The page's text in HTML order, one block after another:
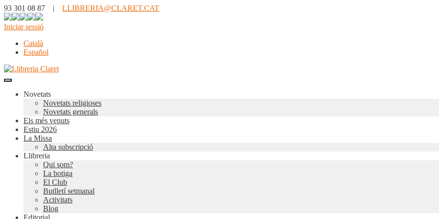
93 301 08 87 | LLIBRERIA@CLARET.CAT
Iniciar sessió
Català
Español
Novetats
Novetats religioses
Novetats generals
Els més venuts
Estiu 2026
La Missa
Alta subscripció
Llibreria
Qui som?
La botiga
El Club
Butlletí setmanal
Activitats
Blog
Editorial